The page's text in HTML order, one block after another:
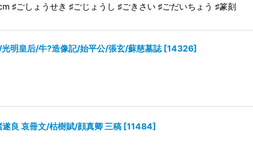
♯ごしょうせき ♯ごじょうし ♯ごきさい ♯ごだいちょう ♯篆刻
明皇后/牛?造像記/始平公/張玄/蘇慈墓誌 [14326]
良 哀冊文/枯樹賦/顔真卿 三稿 [11484]